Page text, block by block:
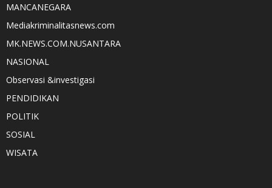
MANCANEGARA
Mediakriminalitasnews.com
MK.NEWS.COM.NUSANTARA
NASIONAL
Observasi &investigasi
PENDIDIKAN
POLITIK
SOSIAL
WISATA